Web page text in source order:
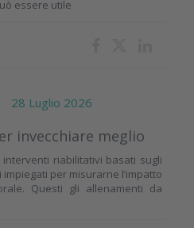
essere utile
28 Luglio 2026
invecchiare meglio
riabilitativi basati sugli
per misurarne l’impatto
Questi gli allenamenti da